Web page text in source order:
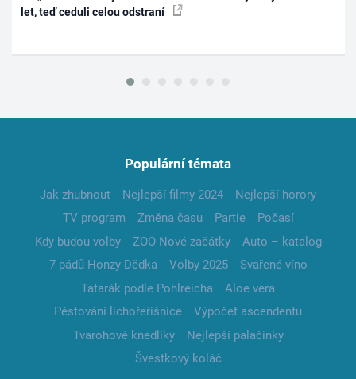
let, teď ceduli celou odstraní
Populární témata
Jak zhubnout Nejlepší filmy 2024
Nejlepší horory
TV program
Změna času Partie
Počasí
Kdy budou volby
ZOO Nové začátky
Auto – katalog
7 pádů Honzy Dědka
Volby 2025
Svařené víno
Tatarák podle Pohlreicha
Aloe vera
Pěstování lichořeřišnice
Výpočet ascendentu
Tvarohové knedlíky
Nejlepší palačinky
Švestkový koláč